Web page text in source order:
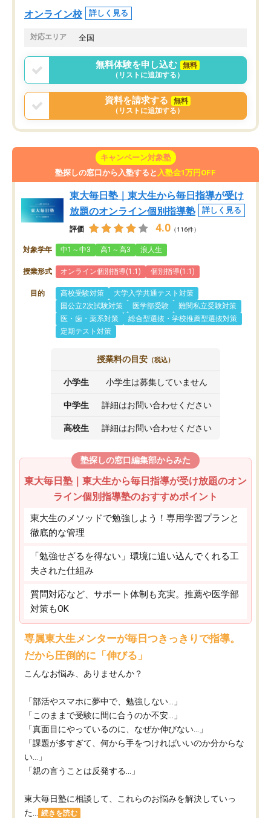
オンライン校 詳しく見る
対応エリア 全国
無料体験を申し込む
無料
（リストに追加する）
資料を請求する
無料
（リストに追加する）
キャンペーン対象塾
塾探しの窓口から入塾すると 入塾金1万円OFF
東大毎日塾｜東大生から毎日指導が受け
放題のオンライン個別指導塾
詳しく見る
評価 4.0 （116件）
対象学年 中1～中3 高1～高3 浪人生
授業形式 オンライン個別指導(1:1) 個別指導(1:1)
目的 高校受験対策
大学入学共通テスト対策
国公立2次試験対策
医学部受験
難関私立受験対策
医・歯・薬系対策
総合型選抜・学校推薦型選抜対策
定期テスト対策
授業料の目安 （税込）
小学生 小学生は募集していません
中学生 詳細はお問い合わせください
高校生 詳細はお問い合わせください
塾探しの窓口編集部からみた
東大毎日塾｜東大生から毎日指導が受け放題のオン
ライン個別指導塾のおすすめポイント
東大生のメソッドで勉強しよう！専用学習プランと
徹底的な管理
「勉強せざるを得ない」環境に追い込んでくれる工
夫された仕組み
質問対応など、サポート体制も充実。推薦や医学部
対策もOK
専属東大生メンターが毎日つきっきりで指導。
だから圧倒的に「伸びる」
こんなお悩み、ありませんか？
「部活やスマホに夢中で、勉強しない…」
「このままで受験に間に合うのか不安…」
「真面目にやっているのに、なぜか伸びない…」
「課題が多すぎて、何から手をつければいいのか分からな
い…」
「親の言うことは反発する…」
東大毎日塾に相談して、これらのお悩みを解決していっ
た...
続きを読む